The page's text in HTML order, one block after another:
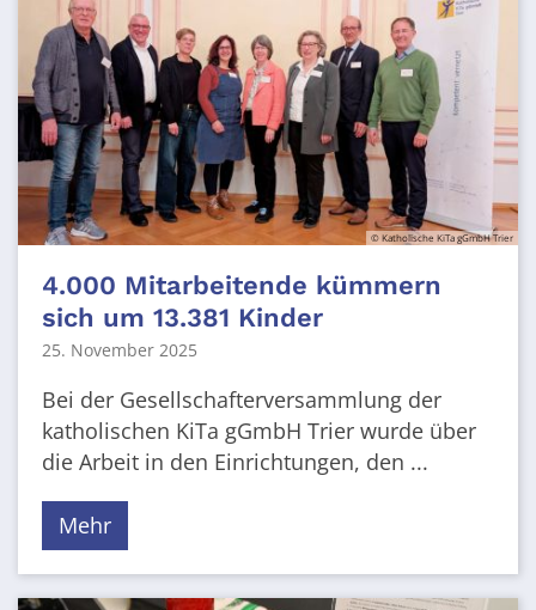
© Katholische KiTa gGmbH Trier
4.000 Mitarbeitende kümmern
sich um 13.381 Kinder
25. November 2025
Bei der Gesellschafterversammlung der
katholischen KiTa gGmbH Trier wurde über
die Arbeit in den Einrichtungen, den ...
Mehr